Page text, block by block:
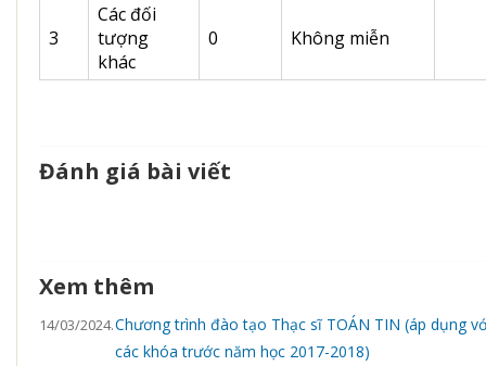
3
Các đối
tượng
khác
0 Không miễn
Đánh giá bài viết
Xem thêm
14/03/2024.Chương trình đào tạo Thạc sĩ TOÁN TIN (áp dụng
các khóa trước năm học 2017-2018)